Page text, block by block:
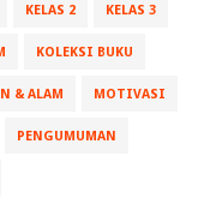
KELAS 2 KELAS 3
KOLEKSI BUKU
& ALAM MOTIVASI
PENGUMUMAN